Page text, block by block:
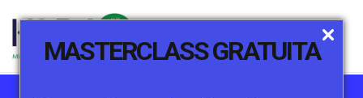
MASTERCLASS GRATUITA